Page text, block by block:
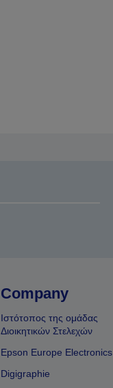
Company
Ιστότοπος της ομάδας
Διοικητικών Στελεχών
Epson Europe Electronics
Digigraphie